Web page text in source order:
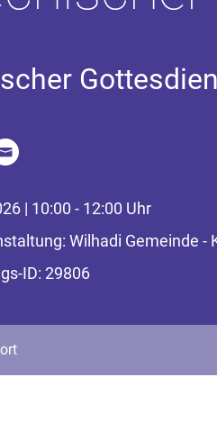
| 10:00 - 12:00 Uhr
Wilhadi Gemeinde
ID: 29806